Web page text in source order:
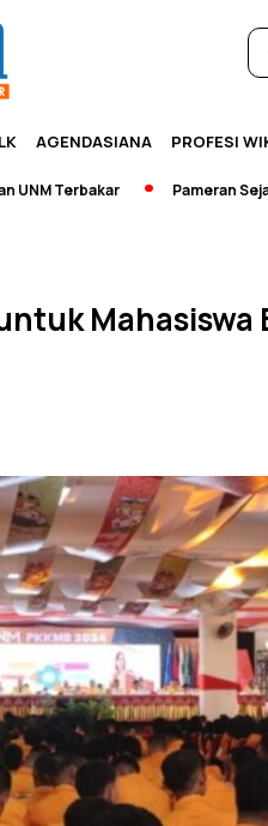
AGENDASIANA PROFESI
Pameran Sejarah
Mahasiswa